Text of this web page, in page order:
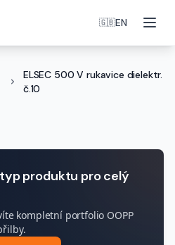
🇬🇧EN
ELSEC 500 V rukavice dielektr.
č.10
produktu pro celý
kompletní portfolio OOPP